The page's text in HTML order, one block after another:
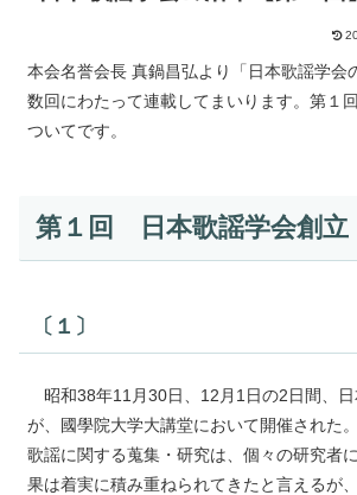
本会名誉会長 真鍋昌弘より「日本歌謡学会
数回にわたって連載してまいります。第１
ついてです。
第１回 日本歌謡学会創立
〔１〕
昭和38年11月30日、12月1日の2日間、
が、國學院大学大講堂において開催された
歌謡に関する蒐集・研究は、個々の研究者
果は着実に積み重ねられてきたと言えるが